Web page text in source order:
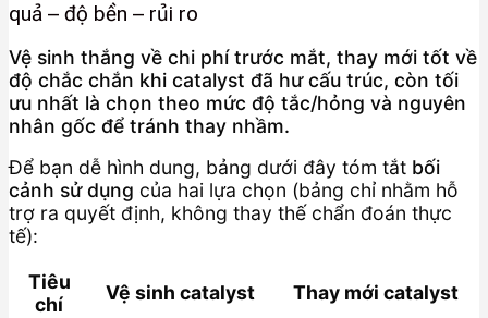
quả – độ bền – rủi ro
Vệ sinh thắng về chi phí trước mắt, thay mới tốt về
độ chắc chắn khi catalyst đã hư cấu trúc, còn tối
ưu nhất là chọn theo mức độ tắc/hỏng và nguyên
nhân gốc để tránh thay nhầm.
Để bạn dễ hình dung, bảng dưới đây tóm tắt bối
cảnh sử dụng của hai lựa chọn (bảng chỉ nhằm hỗ
trợ ra quyết định, không thay thế chẩn đoán thực
tế):
Tiêu
chí
Vệ sinh catalyst
Thay mới catalyst